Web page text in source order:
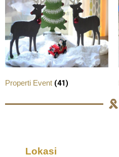
Properti Event (41)
Lokasi